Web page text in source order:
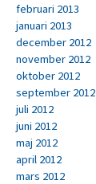
februari 2013
januari 2013
december 2012
november 2012
oktober 2012
september 2012
juli 2012
juni 2012
maj 2012
april 2012
mars 2012